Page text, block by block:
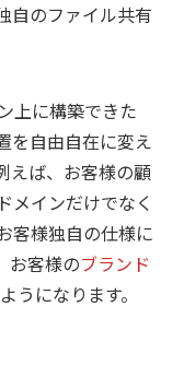
自のファイル共有
上に構築できた
を自由自在に変え
えば、お客様の顧
メインだけでなく
客様独自の仕様に
お客様のブランド
ようになります。